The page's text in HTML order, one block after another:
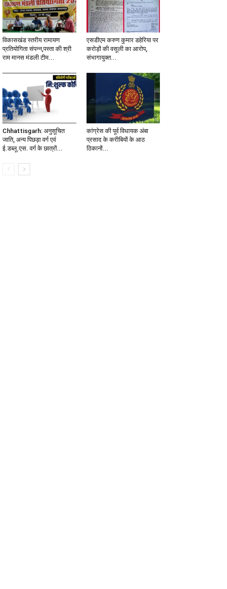
विकासखंड स्तरीय रामायण
प्रतियोगिता संपन्न,पस्ता की श्री
राम मानस मंडली टीम...
एसडीएम करुण कुमार डहेरिया पर
करोड़ों की वसूली का आरोप,
संभागायुक्त...
Chhattisgarh: अनुसूचित
जाति, अन्य पिछड़ा वर्ग एवं
ई.डब्लू.एस. वर्ग के छात्रों...
कांग्रेस की पूर्व विधायक अंबा
प्रसाद के करीबियों के आठ
ठिकानों...